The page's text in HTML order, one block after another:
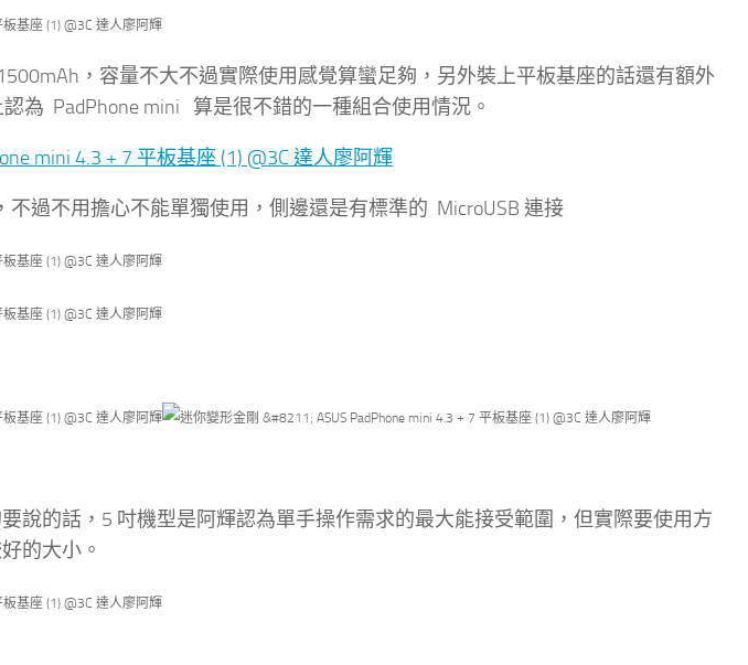
，容量不大不過實際使用感覺算蠻足夠，另外裝上平板基座的話還有額外
為 PadPhone mini 算是很不錯的一種組合使用情況。
過不用擔心不能單獨使用，側邊還是有標準的 MicroUSB 連接
說的話，5 吋機型是阿輝認為單手操作需求的最大能接受範圍，但實際要使用方
的大小。